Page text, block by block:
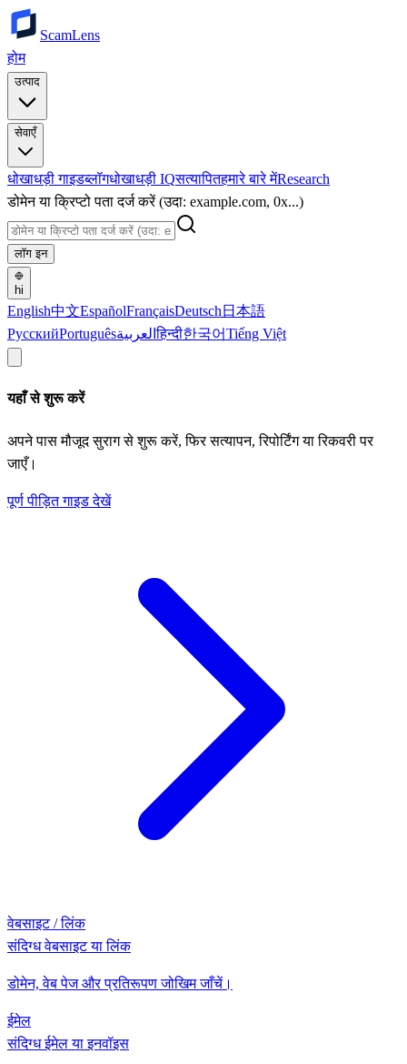
ScamLens
होम
उत्पाद
सेवाएँ
धोखाधड़ी गाइडब्लॉगधोखाधड़ी IQसत्यापितहमारे बारे मेंResearch
डोमेन या क्रिप्टो पता दर्ज करें (उदा: example.com, 0x...)
लॉग इन
hi
English中文EspañolFrançaisDeutsch 日本語
РусскийPortuguêsالعربيةहिन्दी한국어Tiếng Việt
यहाँ से शुरू करें
अपने पास मौजूद सुराग से शुरू करें, फिर सत्यापन, रिपोर्टिंग या रिकवरी पर
जाएँ।
पूर्ण पीड़ित गाइड देखें
वेबसाइट / लिंक
संदिग्ध वेबसाइट या लिंक
डोमेन, वेब पेज और प्रतिरूपण जोखिम जाँचें।
ईमेल
संदिग्ध ईमेल या इनवॉइस